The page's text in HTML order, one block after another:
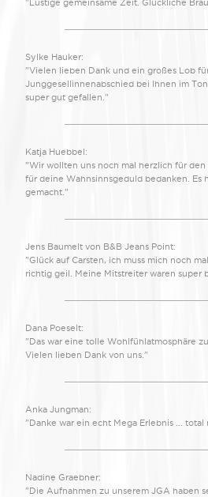
"Lustige gemeinsame Zeit. Glückliche
Sylke Hauker:
"Vielen lieben Dank und ein großes Lob
Junggesellinnenabschied bei Ihnen im
super gut gefallen."
Katja Huebbel:
"Wir wollten uns noch mal herzlich für
für deine Wahnsinnsgeduld bedanken. Es
gemacht."
Jens Baumelt von B&B Jeans Point:
"Glück auf Carsten, ich muss mich noch
richtig geil. Meine Mitstreiter waren super
Dana Poeselt:
"Das war eine tolle Wohlfühlatmosphäre
Vielen lieben Dank von uns."
Anka Jungman:
"Danke war ein echt Mega Erlebnis ... total
Nadine Graebner:
"Die Aufnahmen zu unserem JGA haben